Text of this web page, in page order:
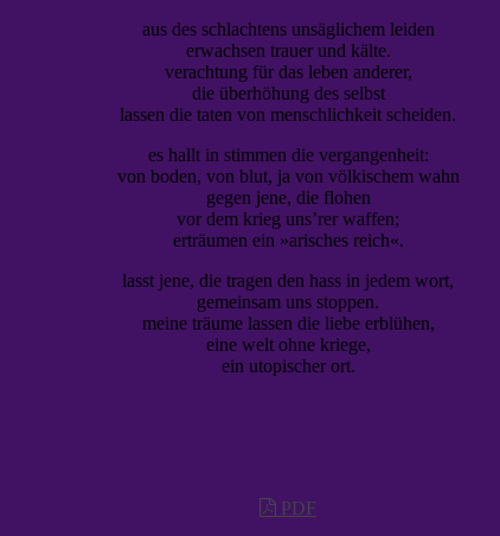
aus des schlachtens unsäglichem leiden
erwachsen trauer und kälte.
verachtung für das leben anderer,
die überhöhung des selbst
lassen die taten von menschlichkeit scheiden.
es hallt in stimmen die vergangenheit:
von boden, von blut, ja von völkischem wahn
gegen jene, die flohen
vor dem krieg uns’rer waffen;
erträumen ein »arisches reich«.
lasst jene, die tragen den hass in jedem wort,
gemeinsam uns stoppen.
meine träume lassen die liebe erblühen,
eine welt ohne kriege,
ein utopischer ort.
PDF